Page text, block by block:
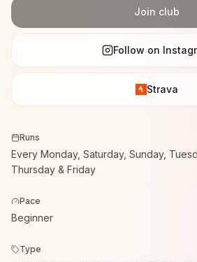
Join club
Follow on
Strava
Runs
Every Monday, Saturday, Sunday,
Thursday & Friday
Pace
Beginner
Type